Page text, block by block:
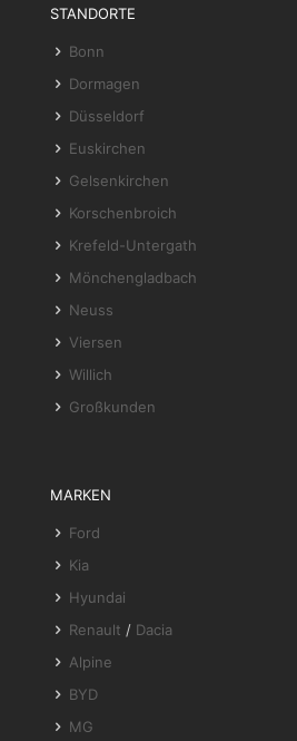
STANDORTE
Bonn
Dormagen
Düsseldorf
Euskirchen
Gelsenkirchen
Korschenbroich
Krefeld-Untergath
Mönchengladbach
Neuss
Viersen
Willich
Großkunden
MARKEN
Ford
Kia
Hyundai
Renault / Dacia
Alpine
BYD
MG